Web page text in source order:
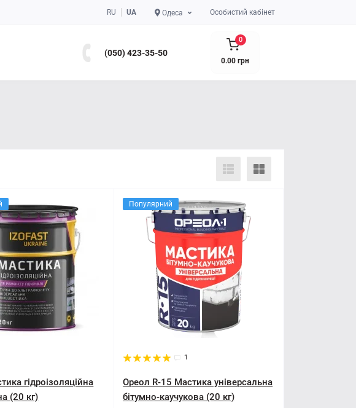
RU UA Одеса Особистий кабінет
(050) 423-35-50
0
0.00 грн
гідроізоляційна
(20 кг)
Популярний
1
Ореол R-15 Мастика універсальна
бітумно-каучукова (20 кг)